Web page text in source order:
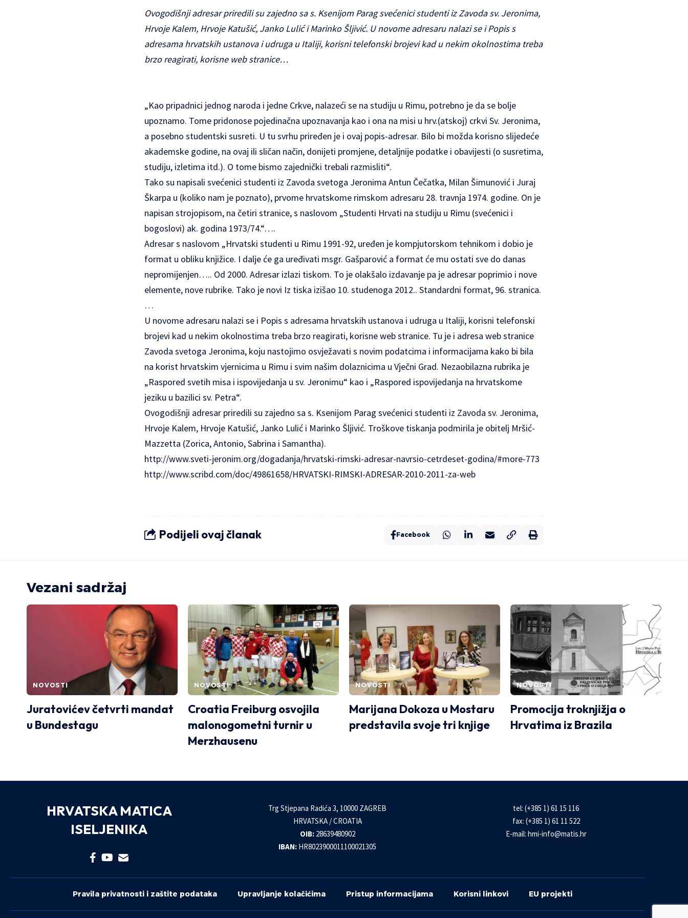
Ovogodišnji adresar priredili su zajedno sa s. Ksenijom Parag svećenici studenti iz Zavoda sv. Jeronima,
Hrvoje Kalem, Hrvoje Katušić, Janko Lulić i Marinko Šljivić. U novome adresaru nalazi se i Popis s
adresama hrvatskih ustanova i udruga u Italiji, korisni telefonski brojevi kad u nekim okolnostima treba
brzo reagirati, korisne web stranice…
„Kao pripadnici jednog naroda i jedne Crkve, nalazeći se na studiju u Rimu, potrebno je da se bolje
upoznamo. Tome pridonose pojedinačna upoznavanja kao i ona na misi u hrv.(atskoj) crkvi Sv. Jeronima,
a posebno studentski susreti. U tu svrhu priređen je i ovaj popis-adresar. Bilo bi možda korisno slijedeće
akademske godine, na ovaj ili sličan način, donijeti promjene, detaljnije podatke i obavijesti (o susretima,
studiju, izletima itd.). O tome bismo zajednički trebali razmisliti“.
Tako su napisali svećenici studenti iz Zavoda svetoga Jeronima Antun Čečatka, Milan Šimunović i Juraj
Škarpa u (koliko nam je poznato), prvome hrvatskome rimskom adresaru 28. travnja 1974. godine. On je
napisan strojopisom, na četiri stranice, s naslovom „Studenti Hrvati na studiju u Rimu (svećenici i
bogoslovi) ak. godina 1973/74.“….
Adresar s naslovom „Hrvatski studenti u Rimu 1991-92, uređen je kompjutorskom tehnikom i dobio je
format u obliku knjižice. I dalje će ga uređivati msgr. Gašparović a format će mu ostati sve do danas
nepromijenjen….. Od 2000. Adresar izlazi tiskom. To je olakšalo izdavanje pa je adresar poprimio i nove
elemente, nove rubrike. Tako je novi Iz tiska izišao 10. studenoga 2012.. Standardni format, 96. stranica.
…
U novome adresaru nalazi se i Popis s adresama hrvatskih ustanova i udruga u Italiji, korisni telefonski
brojevi kad u nekim okolnostima treba brzo reagirati, korisne web stranice. Tu je i adresa web stranice
Zavoda svetoga Jeronima, koju nastojimo osvježavati s novim podatcima i informacijama kako bi bila
na korist hrvatskim vjernicima u Rimu i svim našim dolaznicima u Vječni Grad. Nezaobilazna rubrika je
„Raspored svetih misa i ispovijedanja u sv. Jeronimu“ kao i „Raspored ispovijedanja na hrvatskome
jeziku u bazilici sv. Petra“.
Ovogodišnji adresar priredili su zajedno sa s. Ksenijom Parag svećenici studenti iz Zavoda sv. Jeronima,
Hrvoje Kalem, Hrvoje Katušić, Janko Lulić i Marinko Šljivić. Troškove tiskanja podmirila je obitelj Mršić-
Mazzetta (Zorica, Antonio, Sabrina i Samantha).
http://www.sveti-jeronim.org/dogadanja/hrvatski-rimski-adresar-navrsio-cetrdeset-godina/#more-773
http://www.scribd.com/doc/49861658/HRVATSKI-RIMSKI-ADRESAR-2010-2011-za-web
Podijeli ovaj članak Facebook
Vezani sadržaj
NOVOSTI
Juratovićev četvrti mandat
u Bundestagu
NOVOSTI
Croatia Freiburg osvojila
malonogometni turnir u
Merzhausenu
NOVOSTI
Marijana Dokoza u Mostaru
predstavila svoje tri knjige
NOVOSTI
Promocija troknjižja o
Hrvatima iz Brazila
HRVATSKA MATICA
ISELJENIKA
Trg Stjepana Radića 3, 10000 ZAGREB
HRVATSKA / CROATIA
OIB:28639480902
IBAN: HR8023900011100021305
tel: (+385 1) 61 15 116
fax: (+385 1) 61 11 522
E-mail: hmi-info@matis.hr
Pravila privatnosti i zaštite podataka Upravljanje kolačićima Pristup informacijama Korisni linkovi EU projekti